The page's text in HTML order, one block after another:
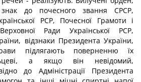
до почесного звання СРСР,
PCP, Почесної Грамоти і
Ради Української PCP,
відзнаки Президента України,
підлягають поверненню їх
а якщо він невідомий,
до Адміністрації Президента